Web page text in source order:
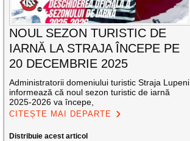
NOUL SEZON TURISTIC DE
IARNĂ LA STRAJA ÎNCEPE PE
20 DECEMBRIE 2025
Administratorii domeniului turistic Straja Lupeni
informează că noul sezon turistic de iarnă
2025-2026 va începe,
CITEȘTE MAI DEPARTE
Distribuie acest articol